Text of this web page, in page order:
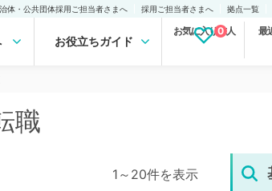
体・公共団体採用ご担当者さまへ 採用ご担当者さまへ 拠点一覧
お役立ちガイド
お気に入り求人
0 最
職
1～20件を表示